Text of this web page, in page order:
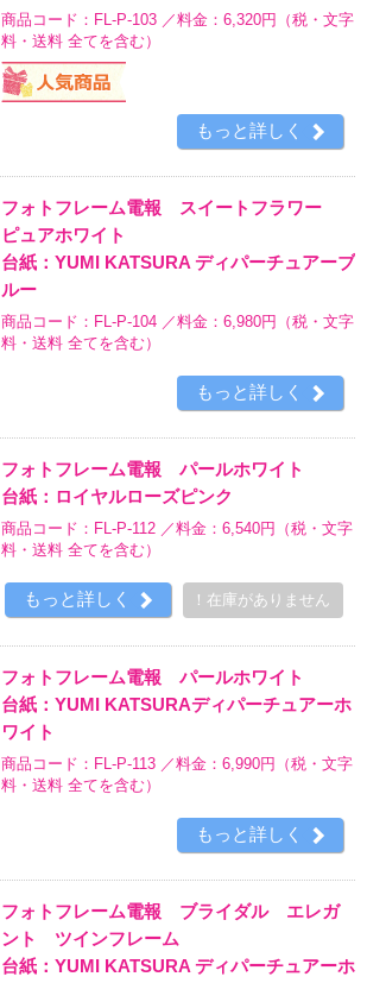
商品コード：FL-P-103 ／料金：6,320円
（税・文字
料・送料 全てを含む）
もっと詳しく
フォトフレーム電報 スイートフラワー
ピュアホワイト
台紙：YUMI KATSURA ディパーチュアーブ
ルー
商品コード：FL-P-104 ／料金：6,980円
（税・文字
料・送料 全てを含む）
もっと詳しく
フォトフレーム電報 パールホワイト
台紙：ロイヤルローズピンク
商品コード：FL-P-112 ／料金：6,540円
（税・文字
料・送料 全てを含む）
もっと詳しく ！在庫がありません
フォトフレーム電報 パールホワイト
台紙：YUMI KATSURAディパーチュアーホ
ワイト
商品コード：FL-P-113 ／料金：6,990円
（税・文字
料・送料 全てを含む）
もっと詳しく
フォトフレーム電報 ブライダル エレガ
ント ツインフレーム
台紙：YUMI KATSURA ディパーチュアーホ